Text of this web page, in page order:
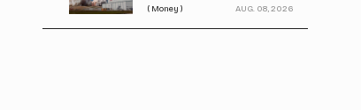
( Money ) AUG. 08, 2026